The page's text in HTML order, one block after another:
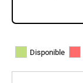
Disponible